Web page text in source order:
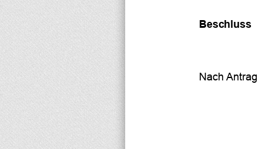
Beschluss
Nach Antrag